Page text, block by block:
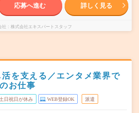
応募へ進む 詳しく見る
社 株式会社エキスパートスタッフ
を支える／エンタメ業界で
お仕事
土日祝日が休み WEB登録OK 派遣